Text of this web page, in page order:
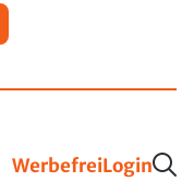
WerbefreiLogin